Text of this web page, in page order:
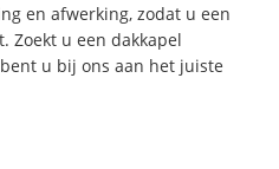
en afwerking, zodat u een
Zoekt u een dakkapel
u bij ons aan het juiste